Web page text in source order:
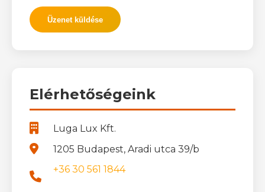
Üzenet küldése
Elérhetőségeink
Luga Lux Kft.
1205 Budapest, Aradi utca 39/b
+36 30 561 1844